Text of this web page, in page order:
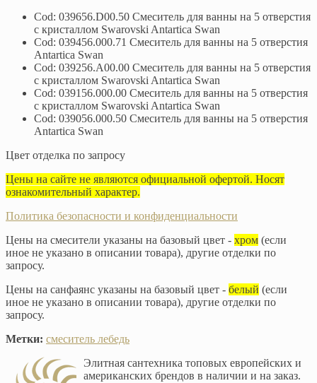
Cod: 039656.D00.50 Смеситель для ванны на 5 отверстия
с кристаллом Swarovski Antartica Swan
Cod: 039456.000.71 Смеситель для ванны на 5 отверстия
Antartica Swan
Cod: 039256.A00.00 Смеситель для ванны на 5 отверстия
с кристаллом Swarovski Antartica Swan
Cod: 039156.000.00 Смеситель для ванны на 5 отверстия
с кристаллом Swarovski Antartica Swan
Cod: 039056.000.50 Смеситель для ванны на 5 отверстия
Antartica Swan
Цвет отделка по запросу
Цены на сайте не являются официальной офертой. Носят
ознакомительный характер.
Политика безопасности и конфиденциальности
Цены на смесители указаны на базовый цвет - хром (если
иное не указано в описании товара), другие отделки по
запросу.
Цены на санфаянс указаны на базовый цвет - белый (если
иное не указано в описании товара), другие отделки по
запросу.
Метки: смеситель лебедь
Элитная сантехника топовых европейских и
американских брендов в наличии и на заказ.